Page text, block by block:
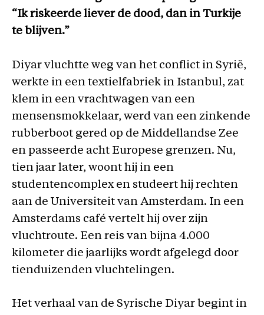
acht
Europese
“Het
was
een
niemandsland”
“Ik riskeerde liever de dood, dan in Turkije
te blijven.”
Diyar vluchtte weg van het conflict in Syrië,
werkte in een textielfabriek in Istanbul, zat
klem in een vrachtwagen van een
mensensmokkelaar, werd van een zinkende
rubberboot gered op de Middellandse Zee
en passeerde acht Europese grenzen. Nu,
tien jaar later, woont hij in een
studentencomplex en studeert hij rechten
aan de Universiteit van Amsterdam. In een
Amsterdams café vertelt hij over zijn
vluchtroute. Een reis van bijna 4.000
kilometer die jaarlijks wordt afgelegd door
tienduizenden vluchtelingen.
Het verhaal van de Syrische Diyar begint in